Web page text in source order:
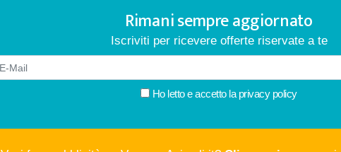
Rimani sempre aggiornato
Iscriviti per ricevere offerte riservate a te
Ho letto e accetto la privacy policy